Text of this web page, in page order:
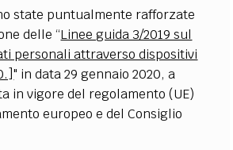
state puntualmente rafforzate
delle “Linee guida 3/2019 sul
personali attraverso dispositivi
" in data 29 gennaio 2020, a
in vigore del regolamento (UE)
europeo e del Consiglio